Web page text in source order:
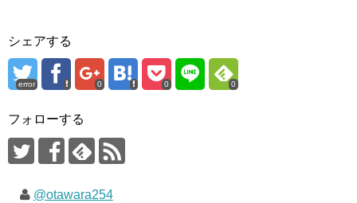
シェアする
error 0 0 0
フォローする
@otawara254